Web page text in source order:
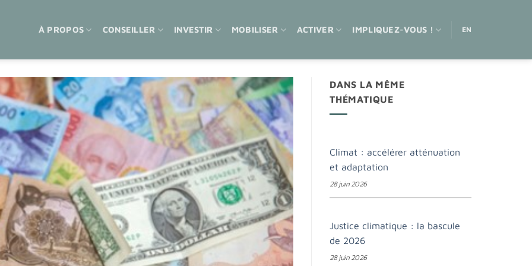
À PROPOS CONSEILLER INVESTIR MOBILISER ACTIVER IMPLIQUEZ-VOUS ! EN
DANS LA MÊME
THÉMATIQUE
Climat : accélérer atténuation
et adaptation
28 juin 2026
Justice climatique : la bascule
de 2026
28 juin 2026